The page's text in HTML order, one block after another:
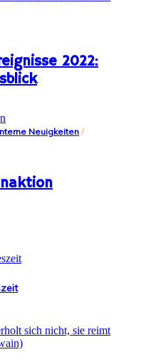
2022:
Neuigkeiten /